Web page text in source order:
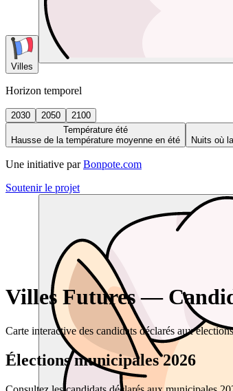
Villes
Horizon temporel
2030 2050
2100
Température été
Hausse de la température moyenne en été
Nuits où
Une initiative par Bonpote.com
Soutenir le projet
Villes Futures —
Carte interactive des candidats déclarés aux
Élections municipales 2026